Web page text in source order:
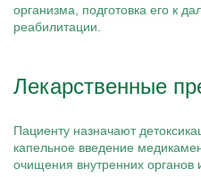
организма, подготовка его к
реабилитации.
Лекарственные
Пациенту назначают
капельное введение
очищения внутренних органов